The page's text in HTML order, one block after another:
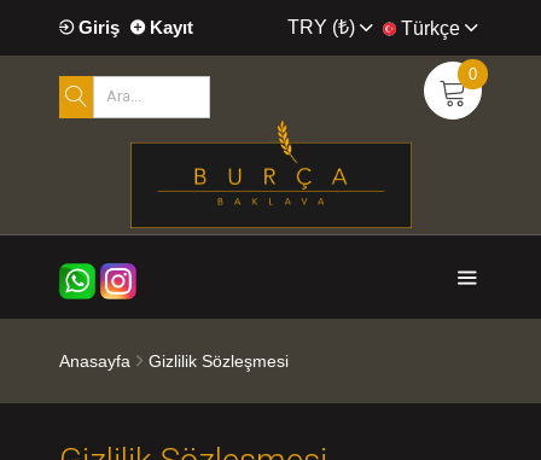
Giriş Kayıt TRY (₺) Türkçe
0
Anasayfa Gizlilik Sözleşmesi